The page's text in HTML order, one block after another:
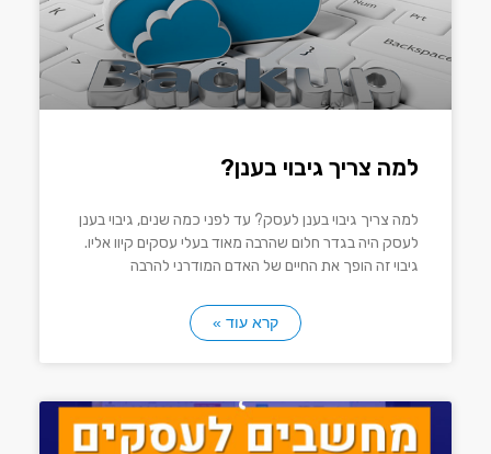
למה צריך גיבוי בענן?
למה צריך גיבוי בענן לעסק? עד לפני כמה שנים, גיבוי בענן
לעסק היה בגדר חלום שהרבה מאוד בעלי עסקים קיוו אליו.
גיבוי זה הופך את החיים של האדם המודרני להרבה
קרא עוד »